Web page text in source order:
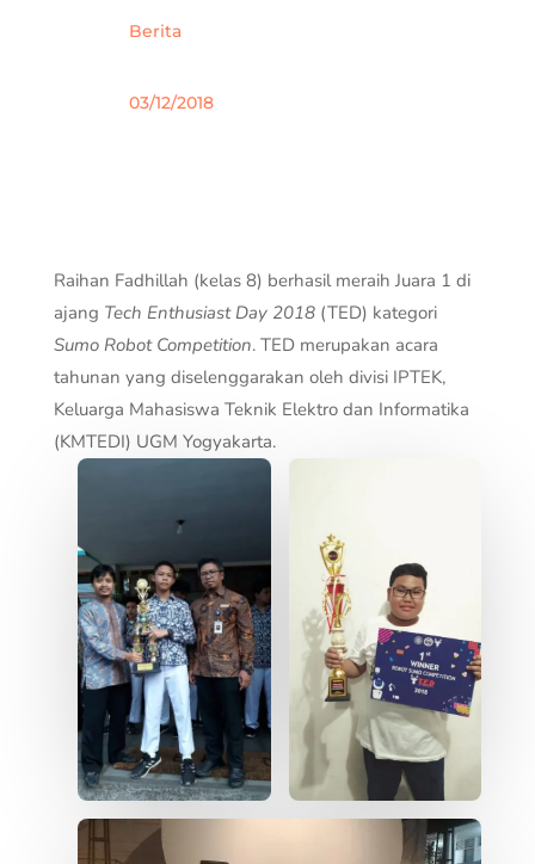
Berita
03/12/2018
Raihan Fadhillah (kelas 8) berhasil meraih Juara 1 di
ajang Tech Enthusiast Day 2018(TED) kategori
Sumo Robot Competition. TED merupakan acara
tahunan yang diselenggarakan oleh divisi IPTEK,
Keluarga Mahasiswa Teknik Elektro dan Informatika
(KMTEDI) UGM Yogyakarta.